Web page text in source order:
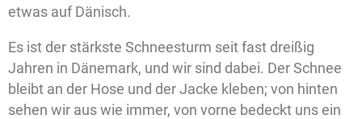
etwas auf Dänisch.
Es ist der stärkste Schneesturm seit fast dreißig
Jahren in Dänemark, und wir sind dabei. Der Schnee
bleibt an der Hose und der Jacke kleben; von hinten
sehen wir aus wie immer, von vorne bedeckt uns ein